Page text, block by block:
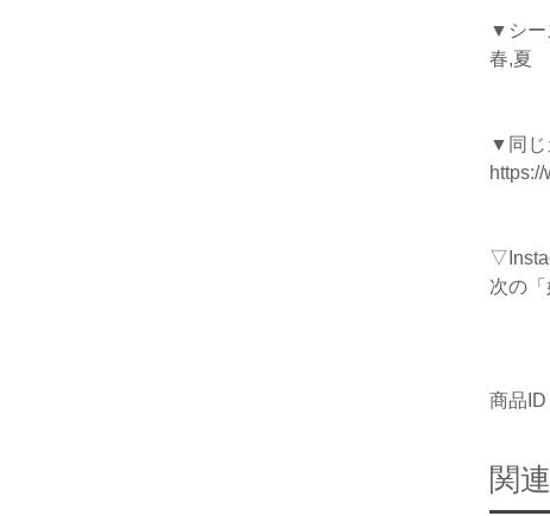
▼シー
春,夏
▼同じ
次の
商品
関